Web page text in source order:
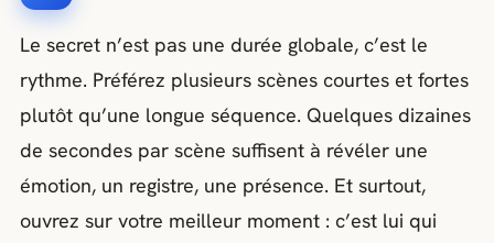
Le secret n’est pas une durée globale, c’est le
rythme. Préférez plusieurs scènes courtes et fortes
plutôt qu’une longue séquence. Quelques dizaines
de secondes par scène suffisent à révéler une
émotion, un registre, une présence. Et surtout,
ouvrez sur votre meilleur moment : c’est lui qui